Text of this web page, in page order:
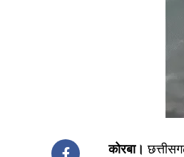
कोरबा।